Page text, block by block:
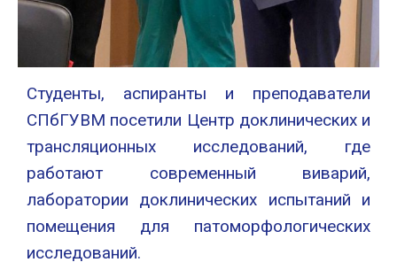
Студенты, аспиранты и преподаватели
СПбГУВМ посетили Центр доклинических и
трансляционных исследований, где
работают современный виварий,
лаборатории доклинических испытаний и
помещения для патоморфологических
исследований.